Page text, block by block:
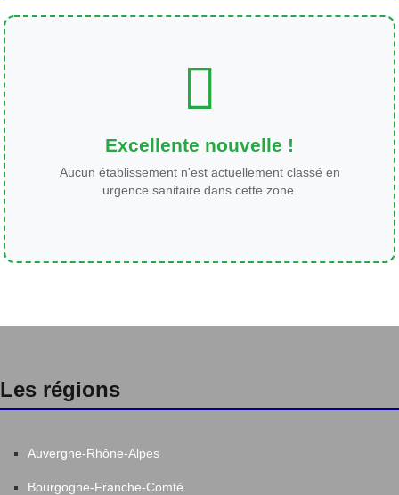
Excellente nouvelle !
Aucun établissement n'est actuellement classé en
urgence sanitaire dans cette zone.
Les régions
Auvergne-Rhône-Alpes
Bourgogne-Franche-Comté